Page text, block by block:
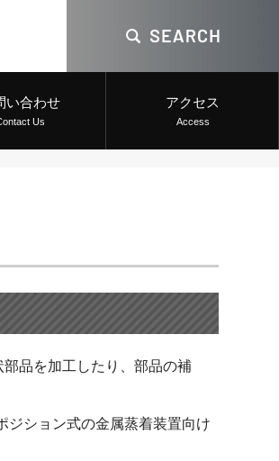
い合わせ
Us
アクセス
Access
品を加工したり、部品の補
ジション式の金属蒸着装置向け